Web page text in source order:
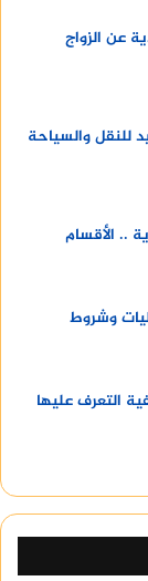
عن الزواج
للنقل والسياحة
.. الأقسام
وشروط
التعرف عليها